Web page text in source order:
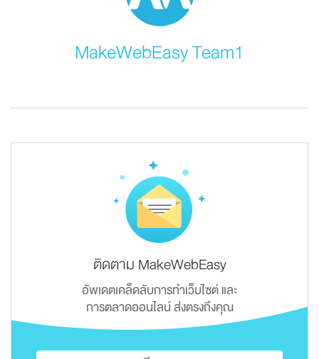
MakeWebEasy Team1
ติดตาม MakeWebEasy
อัพเดตเคล็ดลับการทำเว็บไซต์ และ
การตลาดออนไลน์ ส่งตรงถึงคุณ